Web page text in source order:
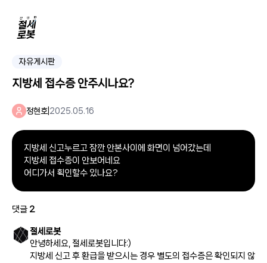
자유게시판
지방세 접수증 안주시나요?
정현호 2025.05.16
지방세 신고누르고 잠깐 안본사이에 화면이 넘어갔는데
지방세 접수증이 안보어네요
어디가서 획인할수 있나요?
댓글 2
절세로봇
안녕하세요, 절세로봇입니다:)
지방세 신고 후 환급을 받으시는 경우 별도의 접수증은 확인되지 않